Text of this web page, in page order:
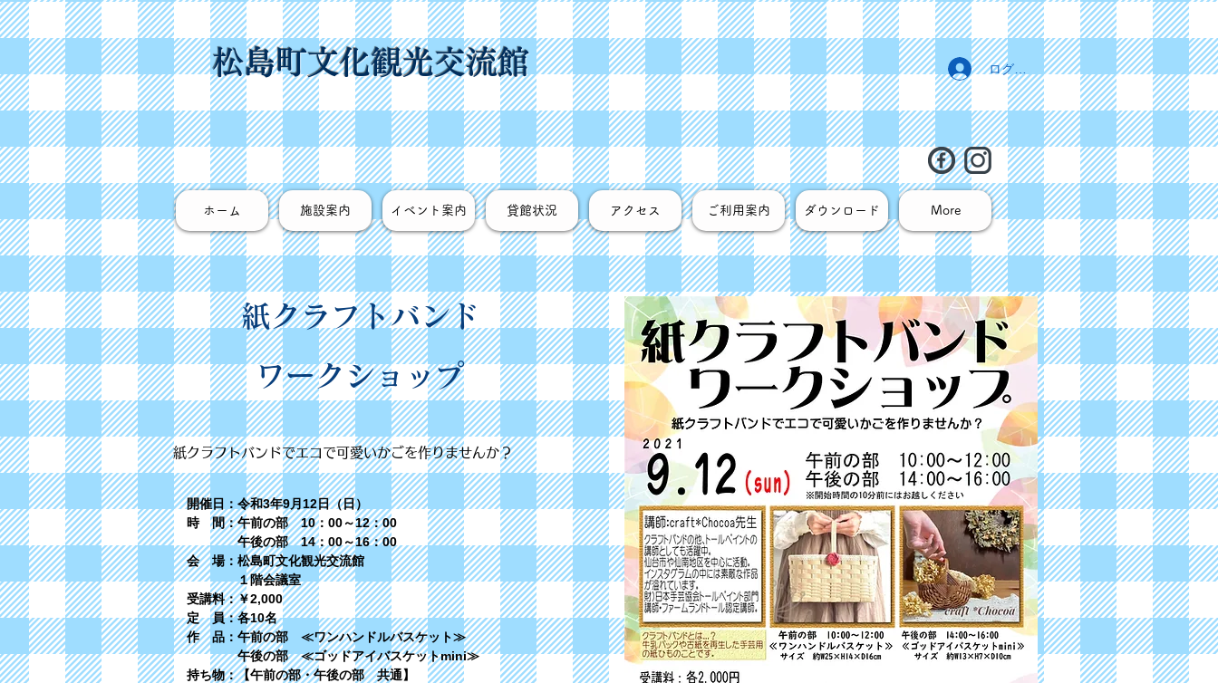
松島町文化観光交流館 ログイン
ホーム 施設案内 イベント案内 貸館状況 アクセス ご利用案内 ダウンロード More
紙クラフトバンド
ワークショップ
紙クラフトバンドでエコで可愛いかごを作りませんか？
開催日：令和3年9月12日（日）
時 間：午前の部 10：00～12：00
​ 午後の部 14：00～16：00
会 場：松島町文化観光交流館
１階会議室
受講料：￥2,000
定 員：各10名
作 品：午前の部 ≪ワンハンドルバスケット≫
午後の部 ≪ゴッドアイバスケットmini≫
持ち物：【午前の部・午後の部 共通】